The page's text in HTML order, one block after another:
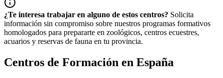
¿Te interesa trabajar en alguno de estos centros? Solicita
información sin compromiso sobre nuestros programas formativos
homologados para prepararte en zoológicos, centros ecuestres,
acuarios y reservas de fauna en tu provincia.
Centros de Formación en España